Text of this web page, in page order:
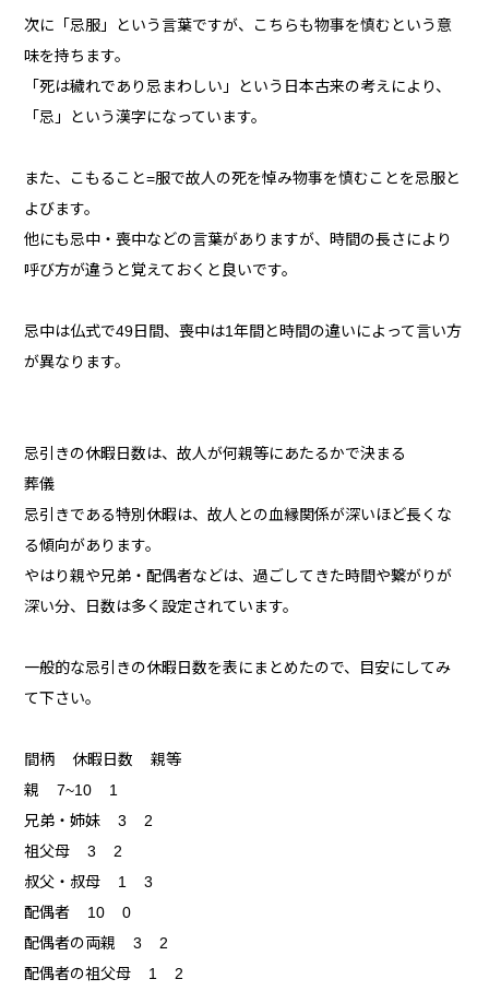
次に「忌服」という言葉ですが、こちらも物事を慎むという意
味を持ちます。
「死は穢れであり忌まわしい」という日本古来の考えにより、
「忌」という漢字になっています。
また、こもること=服で故人の死を悼み物事を慎むことを忌服と
よびます。
他にも忌中・喪中などの言葉がありますが、時間の長さにより
呼び方が違うと覚えておくと良いです。
忌中は仏式で49日間、喪中は1年間と時間の違いによって言い方
が異なります。
忌引きの休暇日数は、故人が何親等にあたるかで決まる
葬儀
忌引きである特別休暇は、故人との血縁関係が深いほど長くな
る傾向があります。
やはり親や兄弟・配偶者などは、過ごしてきた時間や繋がりが
深い分、日数は多く設定されています。
一般的な忌引きの休暇日数を表にまとめたので、目安にしてみ
て下さい。
間柄 休暇日数 親等
親 7~10 1
兄弟・姉妹 3 2
祖父母 3 2
叔父・叔母 1 3
配偶者 10 0
配偶者の両親 3 2
配偶者の祖父母 1 2